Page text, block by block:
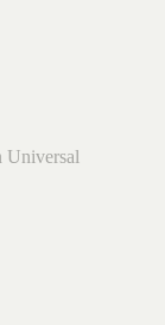
Universal